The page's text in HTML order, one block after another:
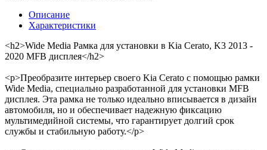
Описание
Характеристики
<h2>Wide Media Рамка для установки в Kia Cerato, K3 2013 -
2020 MFB дисплея</h2>
<p>Преобразите интерьер своего Kia Cerato с помощью рамки
Wide Media, специально разработанной для установки MFB
дисплея. Эта рамка не только идеально вписывается в дизайн
автомобиля, но и обеспечивает надежную фиксацию
мультимедийной системы, что гарантирует долгий срок
службы и стабильную работу.</p>